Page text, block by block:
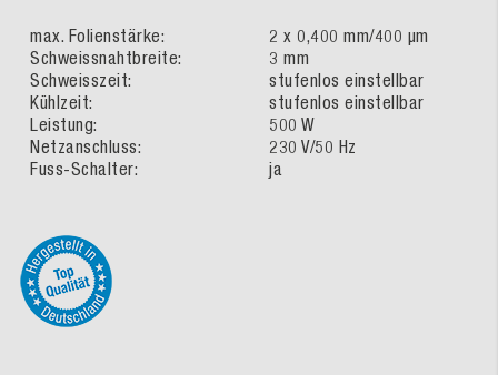
max. Folienstärke:
Schweissnahtbreite:
Schweisszeit:
Kühlzeit:
Leistung:
Netzanschluss:
Fuss-Schalter:
2 x 0,400 mm/400 µm
3 mm
stufenlos einstellbar
stufenlos einstellbar
500 W
230 V/50 Hz
ja